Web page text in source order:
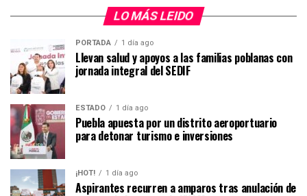
LO MÁS LEIDO
PORTADA 1 día ago
Llevan salud y apoyos a las familias poblanas con
jornada integral del SEDIF
ESTADO 1 día ago
Puebla apuesta por un distrito aeroportuario
para detonar turismo e inversiones
¡HOT! 1 día ago
Aspirantes recurren a amparos tras anulación de